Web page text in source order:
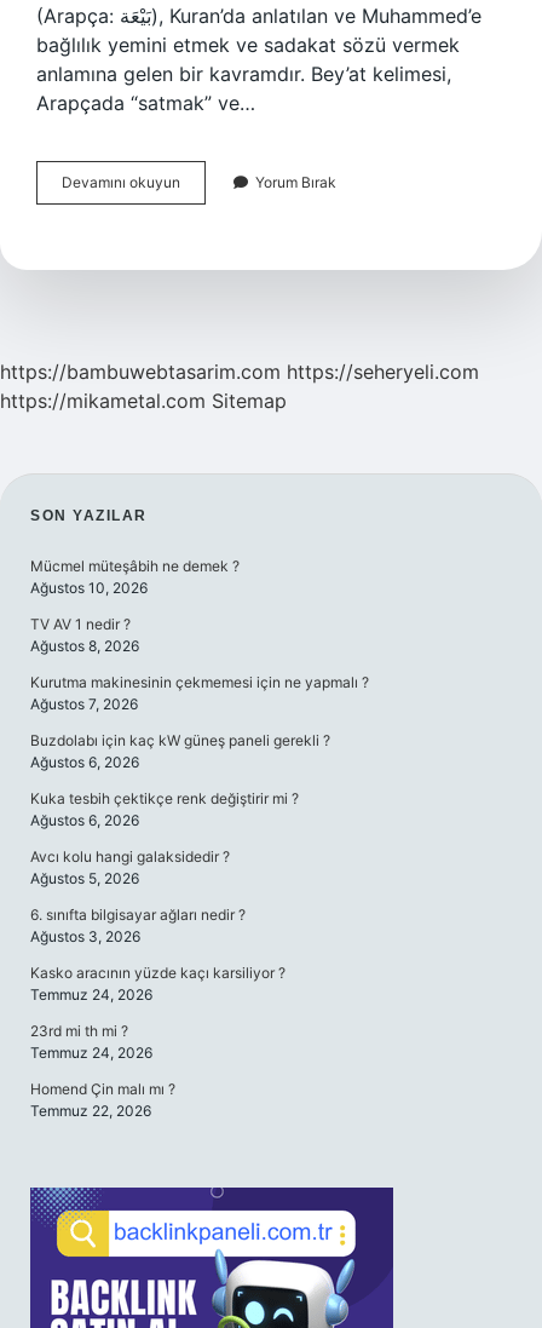
(Arapça: بَيْعَة), Kuran’da anlatılan ve Muhammed’e
bağlılık yemini etmek ve sadakat sözü vermek
anlamına gelen bir kavramdır. Bey’at kelimesi,
Arapçada “satmak” ve…
Devamını okuyun
I
Demek
Yorum Bırak
https://bambuwebtasarim.com https://seheryeli.com
https://mikametal.com Sitemap
SIDEBAR
SON YAZILAR
Mücmel müteşâbih ne demek ?
Ağustos 10, 2026
TV AV 1 nedir ?
Ağustos 8, 2026
Kurutma makinesinin çekmemesi için ne yapmalı ?
Ağustos 7, 2026
Buzdolabı için kaç kW güneş paneli gerekli ?
Ağustos 6, 2026
Kuka tesbih çektikçe renk değiştirir mi ?
Ağustos 6, 2026
Avcı kolu hangi galaksidedir ?
Ağustos 5, 2026
6. sınıfta bilgisayar ağları nedir ?
Ağustos 3, 2026
Kasko aracının yüzde kaçı karsiliyor ?
Temmuz 24, 2026
23rd mi th mi ?
Temmuz 24, 2026
Homend Çin malı mı ?
Temmuz 22, 2026